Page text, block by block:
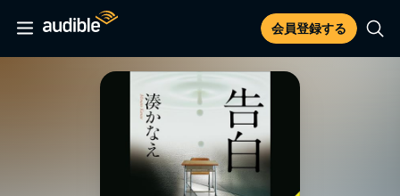
会員登録する